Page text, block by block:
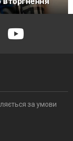
youtube
за умови